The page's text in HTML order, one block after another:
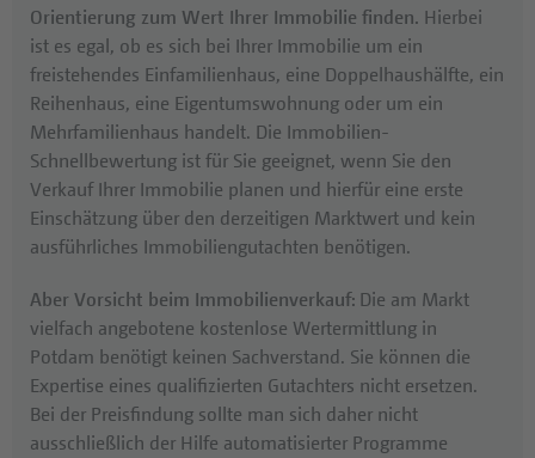
Schnoor Immobilien
Curtiusstraße 6, 12205 Berlin
Anfahrt
Telefon:+49 (0) 30 / 84 38 95 - 0
Öffnungszeiten:
Mo - Fr: 10:00 Uhr bis 18:00 Uhr
Sa:
10:00 Uhr bis 13:00 Uhr
Orientierung zum Wert Ihrer Immobilie finden. Hierbei
ist es egal, ob es sich bei Ihrer Immobilie um ein
freistehendes Einfamilienhaus, eine Doppelhaushälfte, ein
Reihenhaus, eine Eigentumswohnung oder um ein
Mehrfamilienhaus handelt. Die Immobilien-
Schnellbewertung ist für Sie geeignet, wenn Sie den
Verkauf Ihrer Immobilie planen und hierfür eine erste
Einschätzung über den derzeitigen Marktwert und kein
ausführliches Immobiliengutachten benötigen.
Aber Vorsicht beim Immobilienverkauf: Die am Markt
vielfach angebotene kostenlose Wertermittlung in
Potdam benötigt keinen Sachverstand. Sie können die
Expertise eines qualifizierten Gutachters nicht ersetzen.
Bei der Preisfindung sollte man sich daher nicht
ausschließlich der Hilfe automatisierter Programme